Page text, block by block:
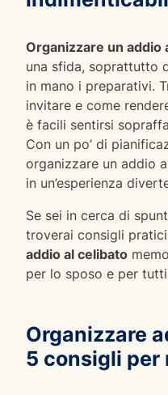
Organizzare un addio
una sfida, soprattutto
in mano i preparativi.
invitare e come
è facili sentirsi
Con un po’ di
organizzare un addio
in un’esperienza
Se sei in cerca di
troverai consigli
addio al celibato
per lo sposo e per
Organizzare
5 consigli per